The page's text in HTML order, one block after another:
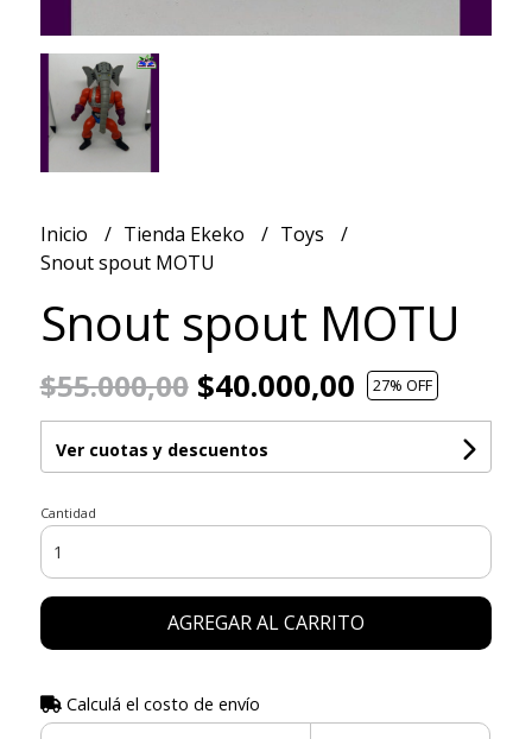
Inicio Tienda Ekeko
Toys
Snout spout MOTU
Snout spout MOTU
$55.000,00$40.000,00 27% OFF
Ver cuotas y descuentos
Cantidad
AGREGAR AL CARRITO
Calculá el costo de envío